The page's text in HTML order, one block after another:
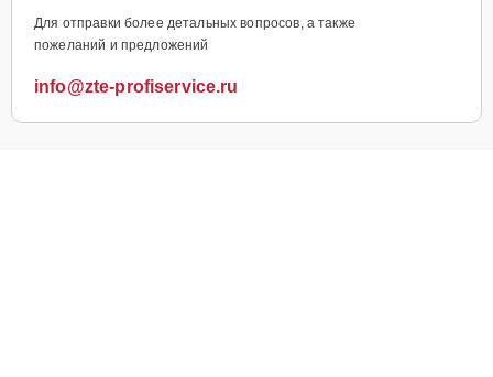
Для отправки более детальных вопросов, а также
пожеланий и предложений
info@zte-profiservice.ru